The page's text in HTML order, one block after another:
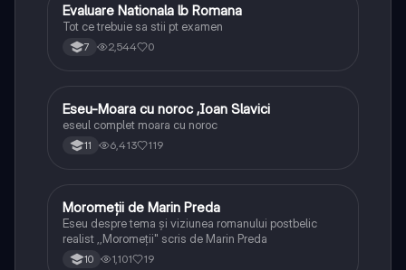
Limba și literatura română
Evaluare Nationala lb Romana
Tot ce trebuie sa stii pt examen
7 2,544 0
Limba și literatura română
Eseu-Moara cu noroc ,Ioan Slavici
eseul complet moara cu noroc
11 6,413 119
Limba și literatura română
Moromeții de Marin Preda
Eseu despre tema și viziunea romanului postbelic
realist ,,Moromeții" scris de Marin Preda
10 1,101 19